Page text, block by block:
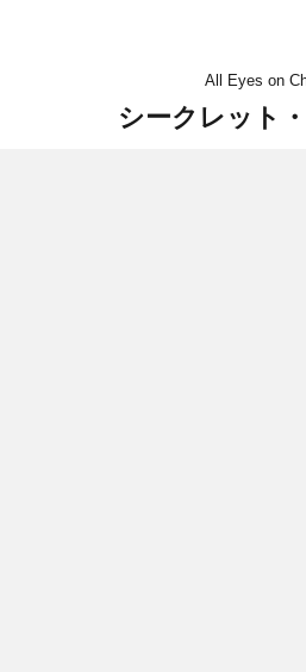
All Eyes on
シークレット